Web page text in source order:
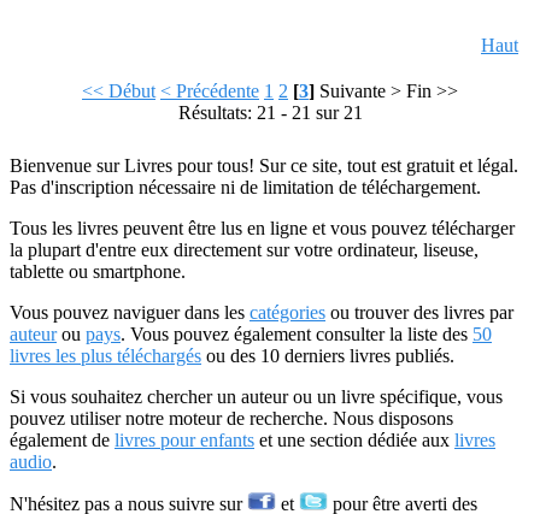
Haut
<< Début < Précédente 1 2 [3] Suivante > Fin >>
Résultats: 21 - 21 sur 21
Bienvenue sur Livres pour tous! Sur ce site, tout est gratuit et légal.
Pas d'inscription nécessaire ni de limitation de téléchargement.
Tous les livres peuvent être lus en ligne et vous pouvez télécharger
la plupart d'entre eux directement sur votre ordinateur, liseuse,
tablette ou smartphone.
Vous pouvez naviguer dans les catégories ou trouver des livres par
auteurou pays. Vous pouvez également consulter la liste des 50
livres les plus téléchargés ou des 10 derniers livres publiés.
Si vous souhaitez chercher un auteur ou un livre spécifique, vous
pouvez utiliser notre moteur de recherche. Nous disposons
également de livres pour enfants et une section dédiée aux livres
audio.
N'hésitez pas a nous suivre sur et
pour être averti des